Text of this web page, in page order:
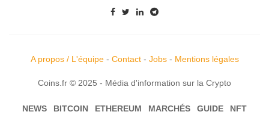
A propos / L'équipe- Contact- Jobs- Mentions légales
Coins.fr © 2025 - Média d'information sur la Crypto
NEWS BITCOIN ETHEREUM MARCHÉS GUIDE NFT